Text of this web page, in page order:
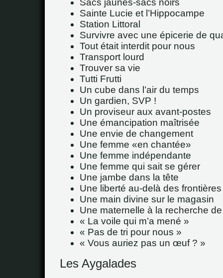
Sacs jaunes-sacs noirs
Sainte Lucie et l’Hippocampe
Station Littoral
Survivre avec une épicerie de
Tout était interdit pour nous
Transport lourd
Trouver sa vie
Tutti Frutti
Un cube dans l’air du temps
Un gardien, SVP !
Un proviseur aux avant-postes
Une émancipation maîtrisée
Une envie de changement
Une femme
en chantée
Une femme indépendante
Une femme qui sait se gérer
Une jambe dans la tête
Une liberté au-delà des frontières
Une main divine sur le magasin
Une maternelle à la recherche
« La voile qui m’a mené »
« Pas de tri pour nous »
« Vous auriez pas un œuf ? »
Les Aygalades